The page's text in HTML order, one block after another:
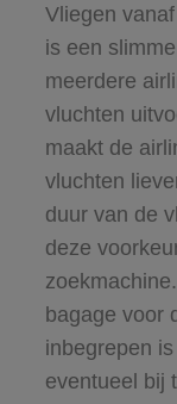
Vliegen
is een
meerdere
vluchten
maakt de
vluchten
duur van de
deze
bagage voor
inbegrepen
eventueel bij